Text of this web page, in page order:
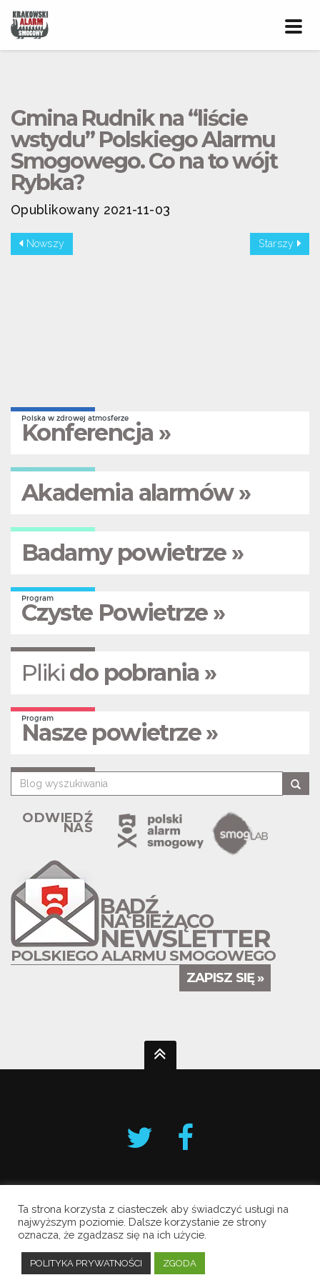
Gmina Rudnik na “liście
wstydu” Polskiego Alarmu
Smogowego. Co na to wójt
Rybka?
Opublikowany 2021-11-03
Nowszy Starszy
Polska w zdrowej atmosferze
Konferencja »
Akademia alarmów »
Badamy powietrze »
Program
Czyste Powietrze »
Pliki do pobrania »
Program
Nasze powietrze »
ODWIEDŹ
NAS
BĄDŹ
NA BIEŻĄCO
NEWSLETTER
POLSKIEGO ALARMU SMOGOWEGO
ZAPISZ SIĘ »
Krakowski Alarm Smogowy
Copyright © 2019 All Rights Reserved.
Polityka prywatności
Ta strona korzysta z ciasteczek aby świadczyć usługi na
najwyższym poziomie. Dalsze korzystanie ze strony
oznacza, że zgadzasz się na ich użycie.
POLITYKA PRYWATNOŚCI ZGODA